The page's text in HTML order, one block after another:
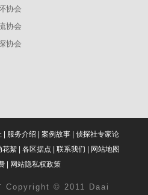
协会
协会
协会
服务介绍 案例故事| 侦探社专家论
花絮| 各区据点 联系我们
网站地图
网站隐私权政策
Copyright © 2011 Daai